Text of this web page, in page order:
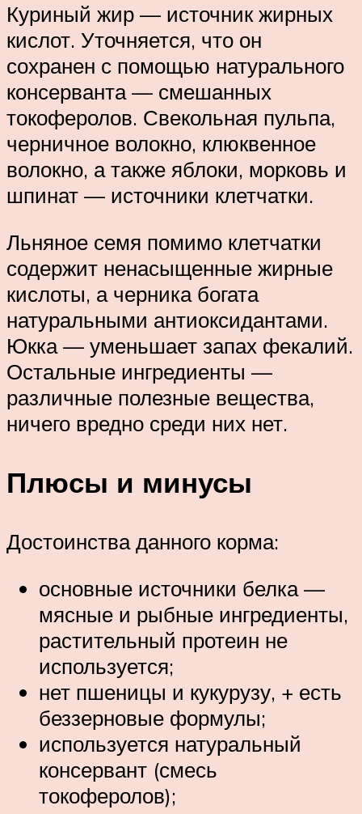
Куриный жир — источник жирных
кислот. Уточняется, что он
сохранен с помощью натурального
консерванта — смешанных
токоферолов. Свекольная пульпа,
черничное волокно, клюквенное
волокно, а также яблоки, морковь и
шпинат — источники клетчатки.
Льняное семя помимо клетчатки
содержит ненасыщенные жирные
кислоты, а черника богата
натуральными антиоксидантами.
Юкка — уменьшает запах фекалий.
Остальные ингредиенты —
различные полезные вещества,
ничего вредно среди них нет.
Плюсы и минусы
Достоинства данного корма:
основные источники белка —
мясные и рыбные ингредиенты,
растительный протеин не
используется;
нет пшеницы и кукурузу, + есть
беззерновые формулы;
используется натуральный
консервант (смесь
токоферолов);